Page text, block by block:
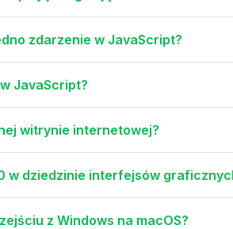
zdarzenie w JavaScript?
JavaScript?
witrynie internetowej?
w dziedzinie interfejsów
z Windows na macOS?